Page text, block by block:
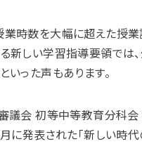
時数を大幅に超えた授業
新しい学習指導要領では
いった声もあります。
議会 初等中等教育分科
に発表された「新しい時